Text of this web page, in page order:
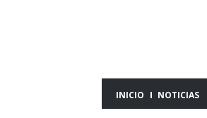
INICIO NOTICIAS